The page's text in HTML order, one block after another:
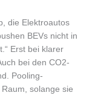
die Elektroautos
BEVs nicht in
Erst bei klarer
bei den CO2-
Pooling-
solange sie